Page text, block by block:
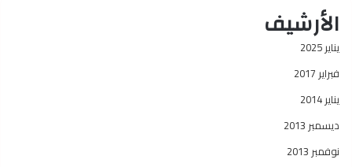
الأرشيف
يناير 2025
فبراير 2017
يناير 2014
ديسمبر 2013
نوفمبر 2013